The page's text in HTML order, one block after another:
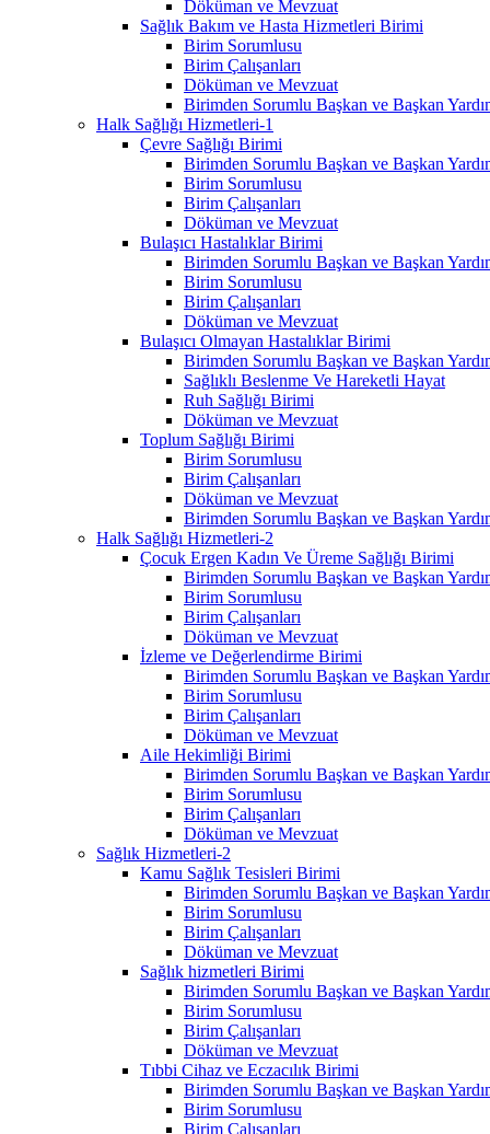
Döküman ve Mevzuat
Sağlık Bakım ve Hasta Hizmetleri Birimi
Birim Sorumlusu
Birim Çalışanları
Döküman ve Mevzuat
Birimden Sorumlu Başkan ve Başkan
Halk Sağlığı Hizmetleri-1
Çevre Sağlığı Birimi
Birimden Sorumlu Başkan ve Başkan
Birim Sorumlusu
Birim Çalışanları
Döküman ve Mevzuat
Bulaşıcı Hastalıklar Birimi
Birimden Sorumlu Başkan ve Başkan
Birim Sorumlusu
Birim Çalışanları
Döküman ve Mevzuat
Bulaşıcı Olmayan Hastalıklar Birimi
Birimden Sorumlu Başkan ve Başkan
Sağlıklı Beslenme Ve Hareketli Hayat
Ruh Sağlığı Birimi
Döküman ve Mevzuat
Toplum Sağlığı Birimi
Birim Sorumlusu
Birim Çalışanları
Döküman ve Mevzuat
Birimden Sorumlu Başkan ve Başkan
Halk Sağlığı Hizmetleri-2
Çocuk Ergen Kadın Ve Üreme Sağlığı Birimi
Birimden Sorumlu Başkan ve Başkan
Birim Sorumlusu
Birim Çalışanları
Döküman ve Mevzuat
İzleme ve Değerlendirme Birimi
Birimden Sorumlu Başkan ve Başkan
Birim Sorumlusu
Birim Çalışanları
Döküman ve Mevzuat
Aile Hekimliği Birimi
Birimden Sorumlu Başkan ve Başkan
Birim Sorumlusu
Birim Çalışanları
Döküman ve Mevzuat
Sağlık Hizmetleri-2
Kamu Sağlık Tesisleri Birimi
Birimden Sorumlu Başkan ve Başkan
Birim Sorumlusu
Birim Çalışanları
Döküman ve Mevzuat
Sağlık hizmetleri Birimi
Birimden Sorumlu Başkan ve Başkan
Birim Sorumlusu
Birim Çalışanları
Döküman ve Mevzuat
Tıbbi Cihaz ve Eczacılık Birimi
Birimden Sorumlu Başkan ve Başkan
Birim Sorumlusu
Birim Çalışanları